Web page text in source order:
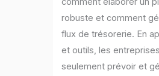
robuste et comment
flux de trésorerie. En
et outils, les
seulement prévoir et